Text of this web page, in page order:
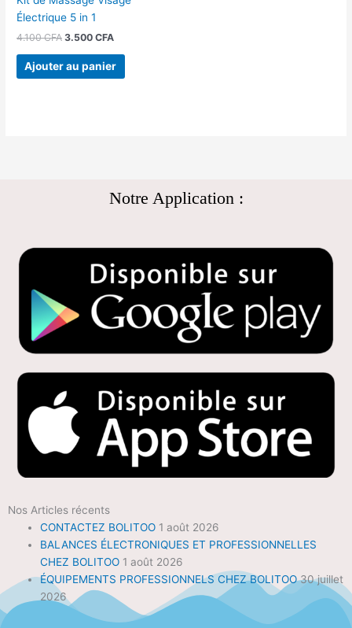
Électrique 5 in 1
4.100CFA 3.500CFA
Ajouter au panier
Notre Application :
Nos Articles récents
CONTACTEZ BOLITOO 1 août 2026
BALANCES ÉLECTRONIQUES ET PROFESSIONNELLES
CHEZ BOLITOO 1 août 2026
ÉQUIPEMENTS PROFESSIONNELS CHEZ BOLITOO 30 juillet
2026